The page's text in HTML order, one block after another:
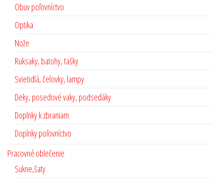
Obuv poľovníctvo
Optika
Nože
Ruksaky, batohy, tašky
Svietidlá, čelovky, lampy
Deky, posedové vaky, podsedáky
Doplnky k zbraniam
Doplnky poľovníctvo
Pracovné oblečenie
Sukne,šaty